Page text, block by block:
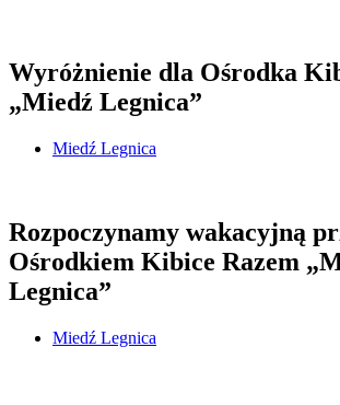
Wyróżnienie dla Ośrodka
„Miedź Legnica”
Miedź Legnica
Rozpoczynamy wakacyjną
Ośrodkiem Kibice Razem
Legnica”
Miedź Legnica